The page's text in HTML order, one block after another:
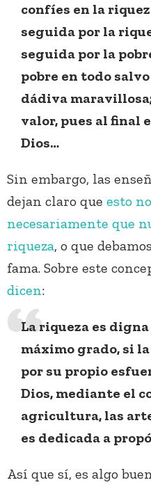
confíes en la
seguida por la
seguida por la
pobre en todo
dádiva
valor, pues al final
Dios…
Sin embargo, las
dejan claro que esto
necesariamente que
riqueza, o que
fama. Sobre este
dicen:
La riqueza es
máximo grado, si
por su propio
Dios, mediante el
agricultura, las
es dedicada a
Así que sí, es algo